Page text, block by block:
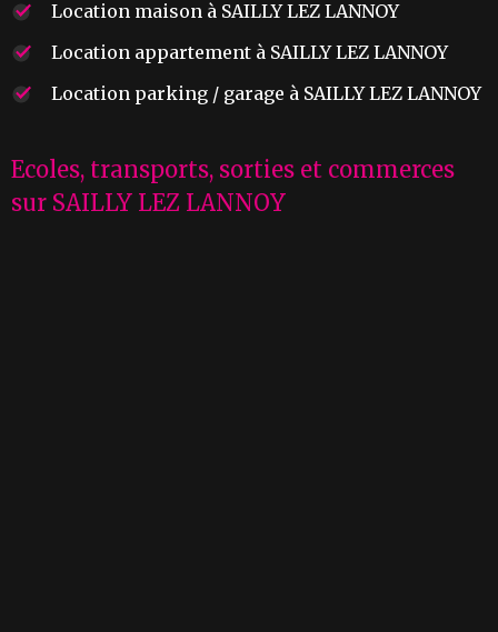
Location maison à SAILLY LEZ LANNOY
Location appartement à SAILLY LEZ LANNOY
Location parking / garage à SAILLY LEZ LANNOY
Ecoles, transports, sorties et commerces
sur SAILLY LEZ LANNOY